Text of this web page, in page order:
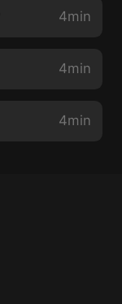
4min
4min
4min